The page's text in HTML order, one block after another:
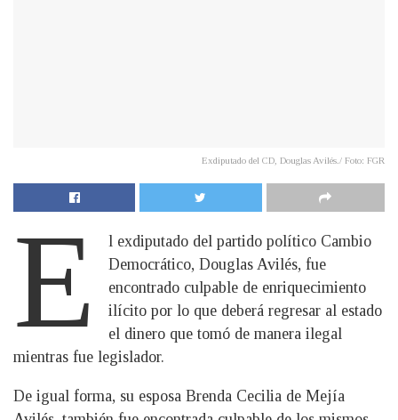
Exdiputado del CD, Douglas Avilés./ Foto: FGR
E
l exdiputado del partido político Cambio
Democrático, Douglas Avilés, fue
encontrado culpable de enriquecimiento
ilícito por lo que deberá regresar al estado
el dinero que tomó de manera ilegal
mientras fue legislador.
De igual forma, su esposa Brenda Cecilia de Mejía